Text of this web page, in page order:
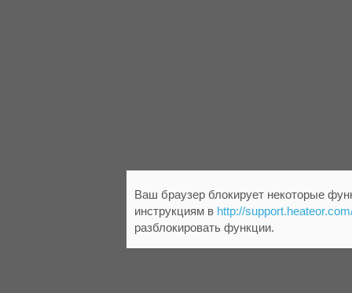
Ваш браузер блокирует некоторые
инструкциям в http://
разблокировать функции.